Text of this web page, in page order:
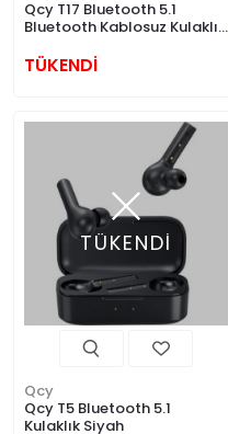
Qcy T17 Bluetooth 5.1
Bluetooth Kablosuz Kulaklık
TÜKENDİ
TÜKENDİ
Qcy
Qcy T5 Bluetooth 5.1
Kulaklık Siyah